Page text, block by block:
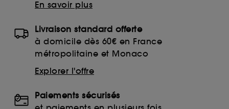
En savoir plus
Livraison standard offerte
à domicile dès 60€ en France
métropolitaine et Monaco
Explorer l'offre
Paiements sécurisés